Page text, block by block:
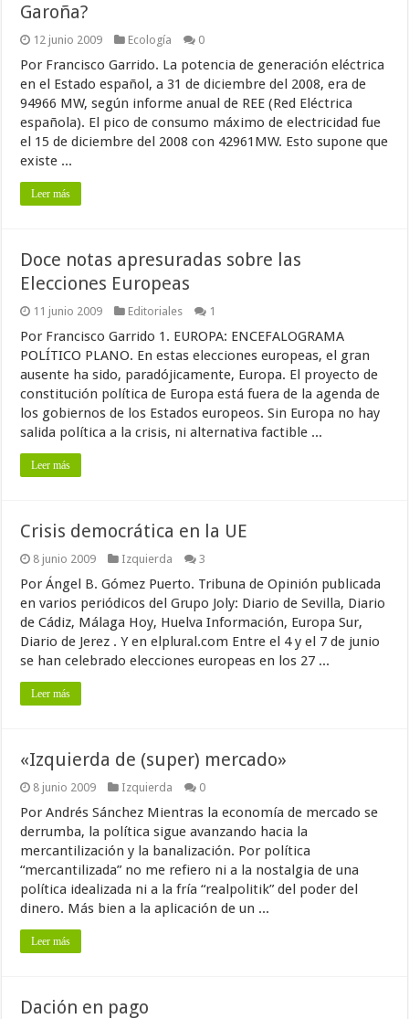
Garoña?
12 junio 2009 Ecología 0
Por Francisco Garrido. La potencia de generación eléctrica
en el Estado español, a 31 de diciembre del 2008, era de
94966 MW, según informe anual de REE (Red Eléctrica
española). El pico de consumo máximo de electricidad fue
el 15 de diciembre del 2008 con 42961MW. Esto supone que
existe ...
Leer más
Doce notas apresuradas sobre las
Elecciones Europeas
11 junio 2009 Editoriales 1
Por Francisco Garrido 1. EUROPA: ENCEFALOGRAMA
POLÍTICO PLANO. En estas elecciones europeas, el gran
ausente ha sido, paradójicamente, Europa. El proyecto de
constitución política de Europa está fuera de la agenda de
los gobiernos de los Estados europeos. Sin Europa no hay
salida política a la crisis, ni alternativa factible ...
Leer más
Crisis democrática en la UE
8 junio 2009 Izquierda 3
Por Ángel B. Gómez Puerto. Tribuna de Opinión publicada
en varios periódicos del Grupo Joly: Diario de Sevilla, Diario
de Cádiz, Málaga Hoy, Huelva Información, Europa Sur,
Diario de Jerez . Y en elplural.com Entre el 4 y el 7 de junio
se han celebrado elecciones europeas en los 27 ...
Leer más
«Izquierda de (super) mercado»
8 junio 2009 Izquierda 0
Por Andrés Sánchez Mientras la economía de mercado se
derrumba, la política sigue avanzando hacia la
mercantilización y la banalización. Por política
“mercantilizada” no me refiero ni a la nostalgia de una
política idealizada ni a la fría “realpolitik” del poder del
dinero. Más bien a la aplicación de un ...
Leer más
Dación en pago